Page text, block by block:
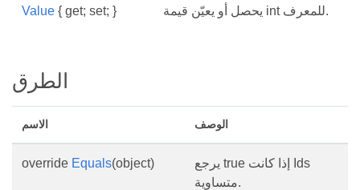
Value { get; set; } يحصل أو يعيّن قيمة int للمعرف.
الطرق
الاسم الوصف
override Equals(object)
يرجع true إذا كانت Ids
متساوية.